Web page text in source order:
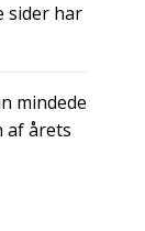
sider har
mindede
af årets